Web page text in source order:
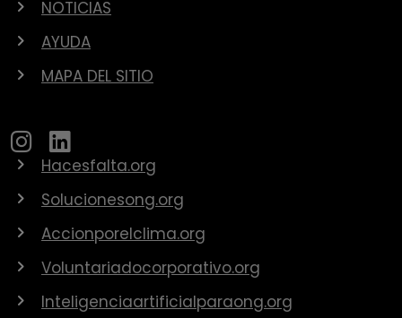
NOTICIAS
AYUDA
MAPA DEL SITIO
Hacesfalta.org
Solucionesong.org
Accionporelclima.org
Voluntariadocorporativo.org
Inteligenciaartificialparaong.org